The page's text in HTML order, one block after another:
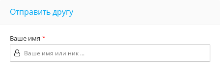
Отправить другу
Ваше имя *